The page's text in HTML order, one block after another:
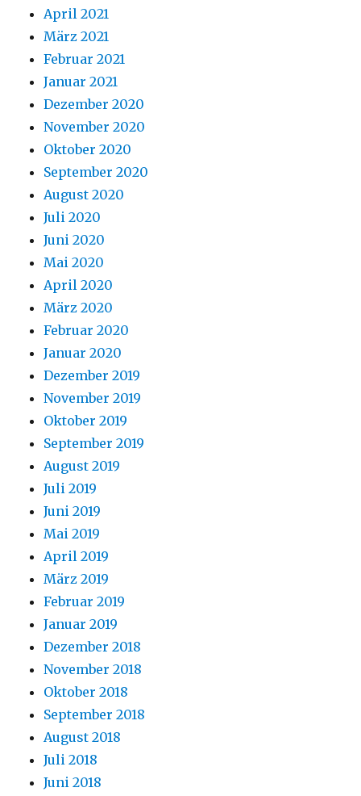
April 2021
März 2021
Februar 2021
Januar 2021
Dezember 2020
November 2020
Oktober 2020
September 2020
August 2020
Juli 2020
Juni 2020
Mai 2020
April 2020
März 2020
Februar 2020
Januar 2020
Dezember 2019
November 2019
Oktober 2019
September 2019
August 2019
Juli 2019
Juni 2019
Mai 2019
April 2019
März 2019
Februar 2019
Januar 2019
Dezember 2018
November 2018
Oktober 2018
September 2018
August 2018
Juli 2018
Juni 2018